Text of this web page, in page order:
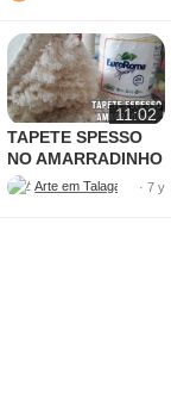
11:02
TAPETE SPESSO
NO AMARRADINHO
PERFEITO
· 7 y